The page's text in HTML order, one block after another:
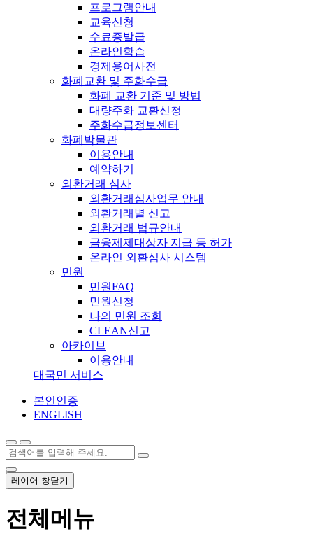
프로그램안내
교육신청
수료증발급
온라인학습
경제용어사전
화폐교환 및 주화수급
화폐 교환 기준 및 방법
대량주화 교환신청
주화수급정보센터
화폐박물관
이용안내
예약하기
외환거래 심사
외환거래심사업무 안내
외환거래별 신고
외환거래 법규안내
금융제제대상자 지급 등 허가
온라인 외환심사 시스템
민원
민원FAQ
민원신청
나의 민원 조회
CLEAN신고
아카이브
이용안내
대국민 서비스
본인인증
ENGLISH
레이어 창닫기
전체메뉴